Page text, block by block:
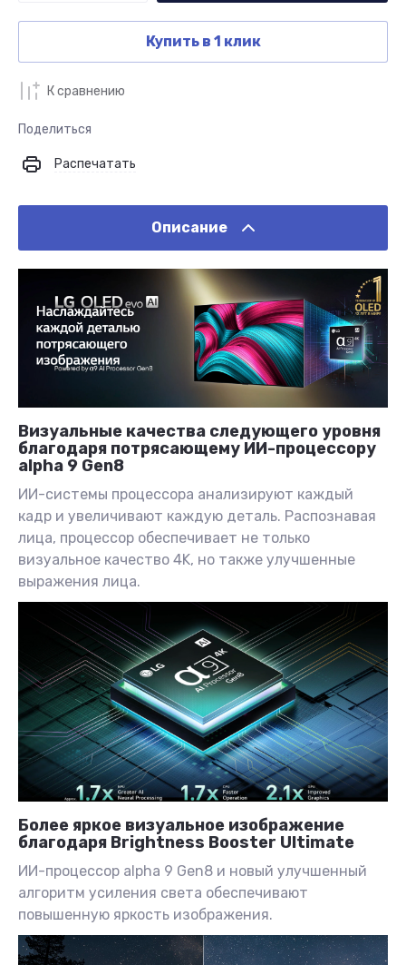
Купить в 1 клик
К сравнению
Поделиться
Распечатать
Описание
Визуальные качества следующего уровня
благодаря потрясающему ИИ-процессору
alpha 9 Gen8
ИИ-системы процессора анализируют каждый
кадр и увеличивают каждую деталь. Распознавая
лица, процессор обеспечивает не только
визуальное качество 4K, но также улучшенные
выражения лица.
Более яркое визуальное изображение
благодаря Brightness Booster Ultimate
ИИ-процессор alpha 9 Gen8 и новый улучшенный
алгоритм усиления света обеспечивают
повышенную яркость изображения.